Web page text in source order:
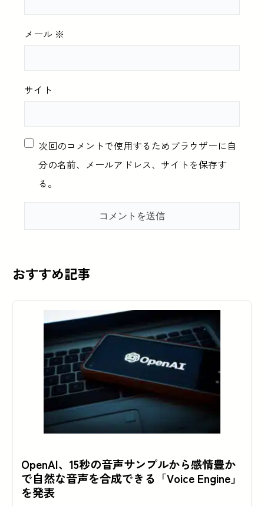
メール ※
サイト
次回のコメントで使用するためブラウザーに自
分の名前、メールアドレス、サイトを保存す
る。
おすすめ記事
OpenAI、15秒の音声サンプルから感情豊か
で自然な音声を合成できる「Voice Engine」
を発表